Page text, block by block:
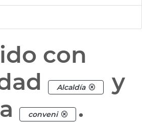
con
Alcaldía
y
conveni .